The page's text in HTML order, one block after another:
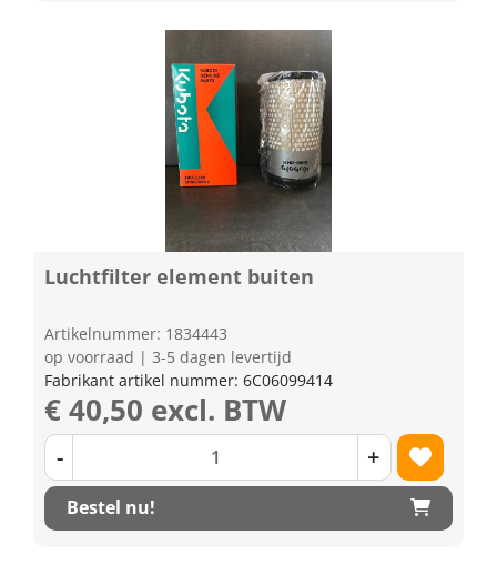
Luchtfilter element buiten
Artikelnummer: 1834443
op voorraad | 3-5 dagen levertijd
Fabrikant artikel nummer: 6C06099414
€ 40,50 excl. BTW
- +
Bestel nu!